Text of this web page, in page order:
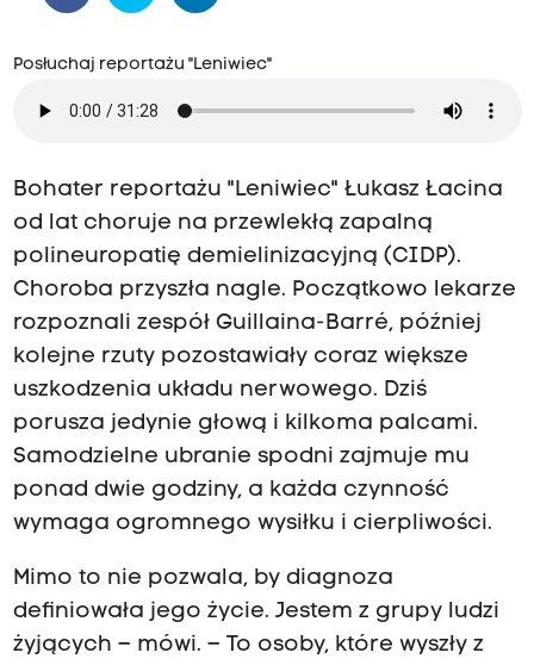
Posłuchaj reportażu "Leniwiec"
Bohater reportażu "Leniwiec" Łukasz Łacina
od lat choruje na przewlekłą zapalną
polineuropatię demielinizacyjną (CIDP).
Choroba przyszła nagle. Początkowo lekarze
rozpoznali zespół Guillaina-Barré, później
kolejne rzuty pozostawiały coraz większe
uszkodzenia układu nerwowego. Dziś
porusza jedynie głową i kilkoma palcami.
Samodzielne ubranie spodni zajmuje mu
ponad dwie godziny, a każda czynność
wymaga ogromnego wysiłku i cierpliwości.
Mimo to nie pozwala, by diagnoza
definiowała jego życie. Jestem z grupy ludzi
żyjących – mówi. – To osoby, które wyszły z